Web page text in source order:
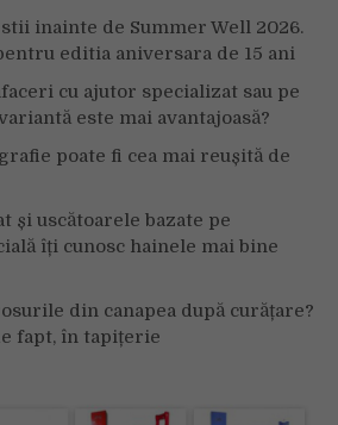
inainte de Summer Well 2026.
editia aniversara de 15 ani
cu ajutor specializat sau pe
este mai avantajoasă?
poate fi cea mai reușită de
și uscătoarele bazate pe
îți cunosc hainele mai bine
din canapea după curățare?
fapt, în tapițerie